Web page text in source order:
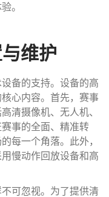
。
维护
备的支持。设备的高
心内容。首先，赛事
清摄像机、无人机、
事的全面、精准转
每一个角落。此外，
慢动作回放设备和高
可忽视。为了提供清